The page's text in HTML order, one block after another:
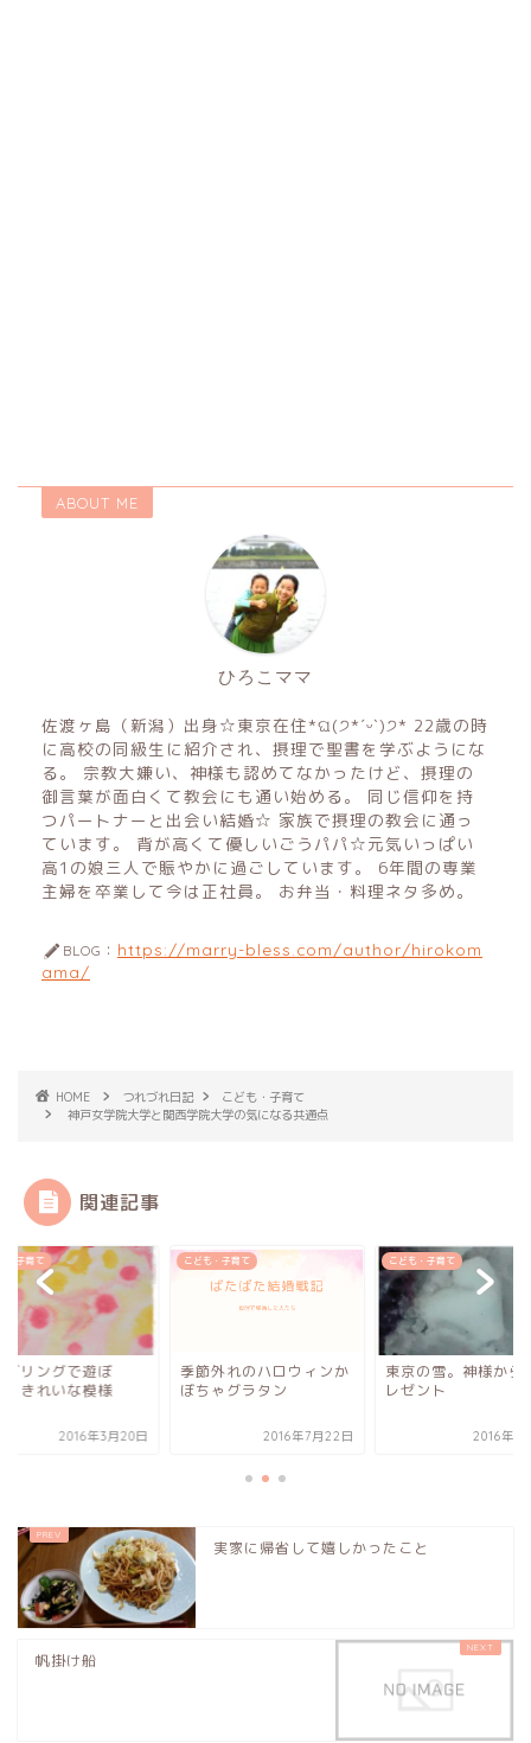
ABOUT ME
ひろこママ
佐渡ヶ島（新潟）出身☆東京在住*ଘ(੭*ˊᵕˋ)੭* 22歳の時
に高校の同級生に紹介され、摂理で聖書を学ぶようにな
る。 宗教大嫌い、神様も認めてなかったけど、摂理の
御言葉が面白くて教会にも通い始める。 同じ信仰を持
つパートナーと出会い結婚☆ 家族で摂理の教会に通っ
ています。 背が高くて優しいごうパパ☆元気いっぱい
高1の娘三人で賑やかに過ごしています。 6年間の専業
主婦を卒業して今は正社員。 お弁当・料理ネタ多め。
BLOG： https://marry-bless.com/author/hirokom
ama/
HOME つれづれ日記
こども・子育て
神戸女学院大学と関西学院大学の気になる共通点
関連記事
・子育て
ブリングで遊ぼ
！きれいな模様
2016年3月20日
こども・子育て
季節外れのハロウィンか
ぼちゃグラタン
2016年7月22日
こども・子育て
東京の雪。神様から
レゼント
2016年1
実家に帰省して嬉しかったこと
帆掛け船